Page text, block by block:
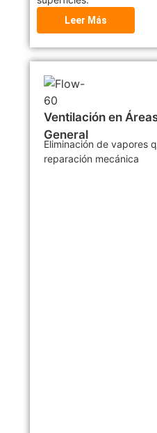
Leer Más
Ventilación en
General
Eliminación de vapores
reparación mecánica